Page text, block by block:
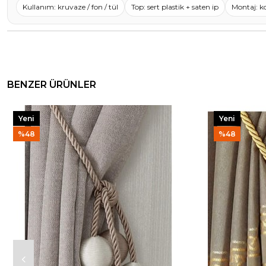
Kullanım: kruvaze / fon / tül Top: sert plastik + saten ip Montaj:
BENZER ÜRÜNLER
Yeni
Ürün
%48
Yeni
Ürün
%48